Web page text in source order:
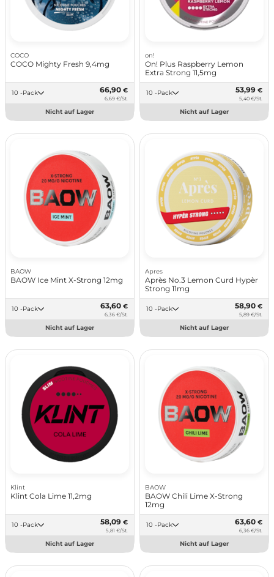
COCO
COCO Mighty Fresh 9,4mg
10 -Pack 66,90 €
6,69 €/St.
Nicht auf Lager
on!
On! Plus Raspberry Lemon
Extra Strong 11,5mg
10 -Pack 53,99 €
5,40 €/St.
Nicht auf Lager
BAOW
BAOW Ice Mint X-Strong 12mg
10 -Pack 63,60 €
6,36 €/St.
Nicht auf Lager
Apres
Après No.3 Lemon Curd Hypèr
Strong 11mg
10 -Pack 58,90 €
5,89 €/St.
Nicht auf Lager
Klint
Klint Cola Lime 11,2mg
10 -Pack 58,09 €
5,81 €/St.
Nicht auf Lager
BAOW
BAOW Chili Lime X-Strong
12mg
10 -Pack 63,60 €
6,36 €/St.
Nicht auf Lager